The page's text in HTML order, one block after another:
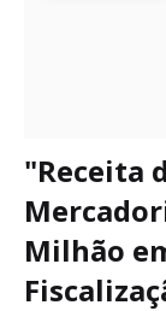
"Receita
Milhão